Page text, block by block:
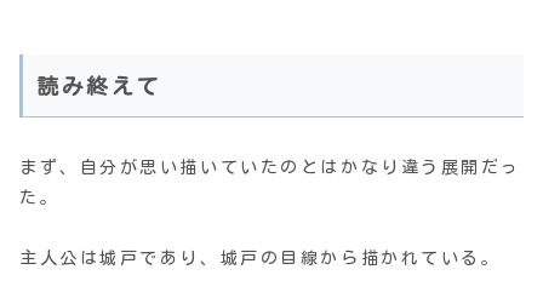
読み終えて
まず、自分が思い描いていたのとはかなり違う展開だっ
た。
主人公は城戸であり、城戸の目線から描かれている。